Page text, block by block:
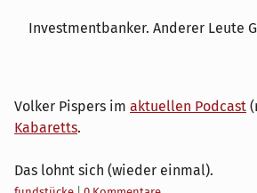
Investmentbanker. Anderer Leute
Volker Pispers im aktuellen Podcast
Kabaretts.
Das lohnt sich (wieder einmal).